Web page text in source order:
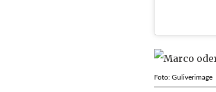
Foto: Guliverimage